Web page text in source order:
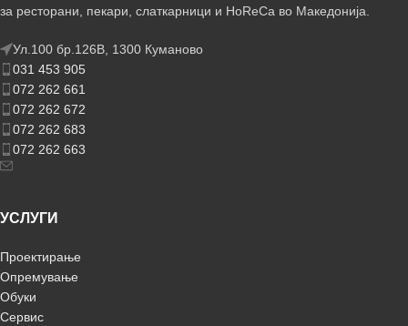
за ресторани, пекари, слаткарници и HoReCa во Македонија.
Ул.100 бр.126В, 1300 Куманово
031 453 905
072 262 661
072 262 672
072 262 683
072 262 663
УСЛУГИ
Проектирање
Опремување
Обуки
Сервис